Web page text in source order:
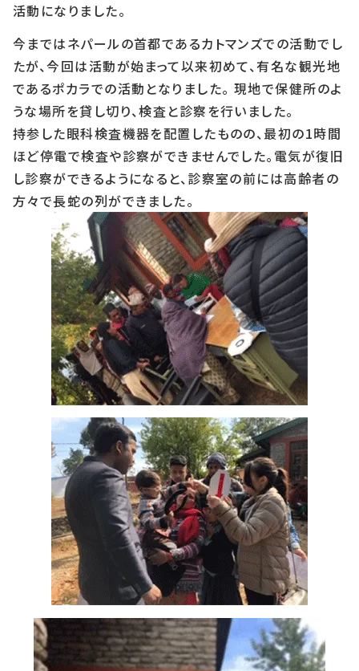
活動になりました。
今まではネパールの首都であるカトマンズでの活動でし
たが、今回は活動が始まって以来初めて、有名な観光地
であるポカラでの活動となりました。 現地で保健所のよ
うな場所を貸し切り、検査と診察を行いました。
持参した眼科検査機器を配置したものの、最初の1時間
ほど停電で検査や診察ができませんでした。電気が復旧
し診察ができるようになると、診察室の前には高齢者の
方々で長蛇の列ができました。